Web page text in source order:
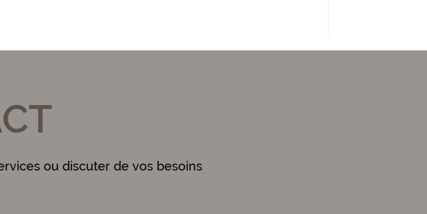
ou discuter de vos besoins